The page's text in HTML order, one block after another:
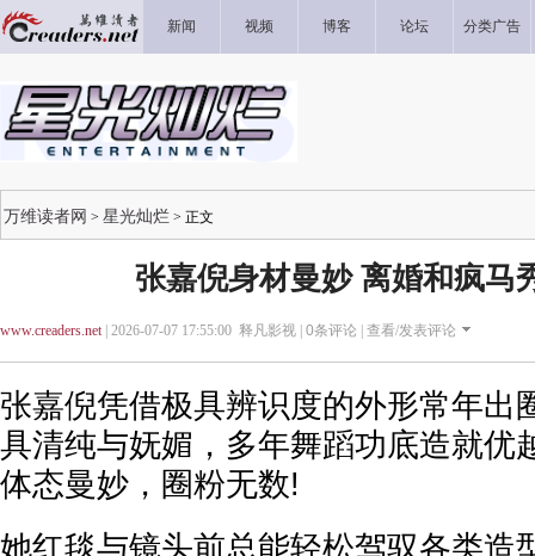
新闻 视频 博客 论坛 分类广告
万维读者网 > 星光灿烂 > 正文
张嘉倪身材曼妙 离婚和疯马
www.creaders.net| 2026-07-07 17:55:00 释凡影视 | 0条评论 | 查看/发表评论
张嘉倪凭借极具辨识度的外形常年出
具清纯与妩媚，多年舞蹈功底造就优
体态曼妙，圈粉无数!
她红毯与镜头前总能轻松驾驭各类造